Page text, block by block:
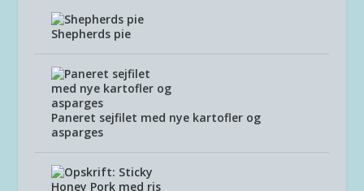
Shepherds pie
Paneret sejfilet med nye kartofler og
asparges